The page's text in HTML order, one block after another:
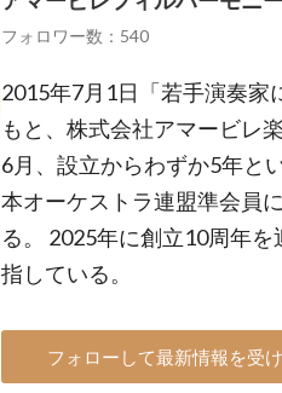
フォロワー数：540
2015年7月1日「若手演奏家
もと、株式会社アマービレ
6月、設立からわずか5年と
本オーケストラ連盟準会員
る。 2025年に創立10周年
指している。
フォローして最新情報を受